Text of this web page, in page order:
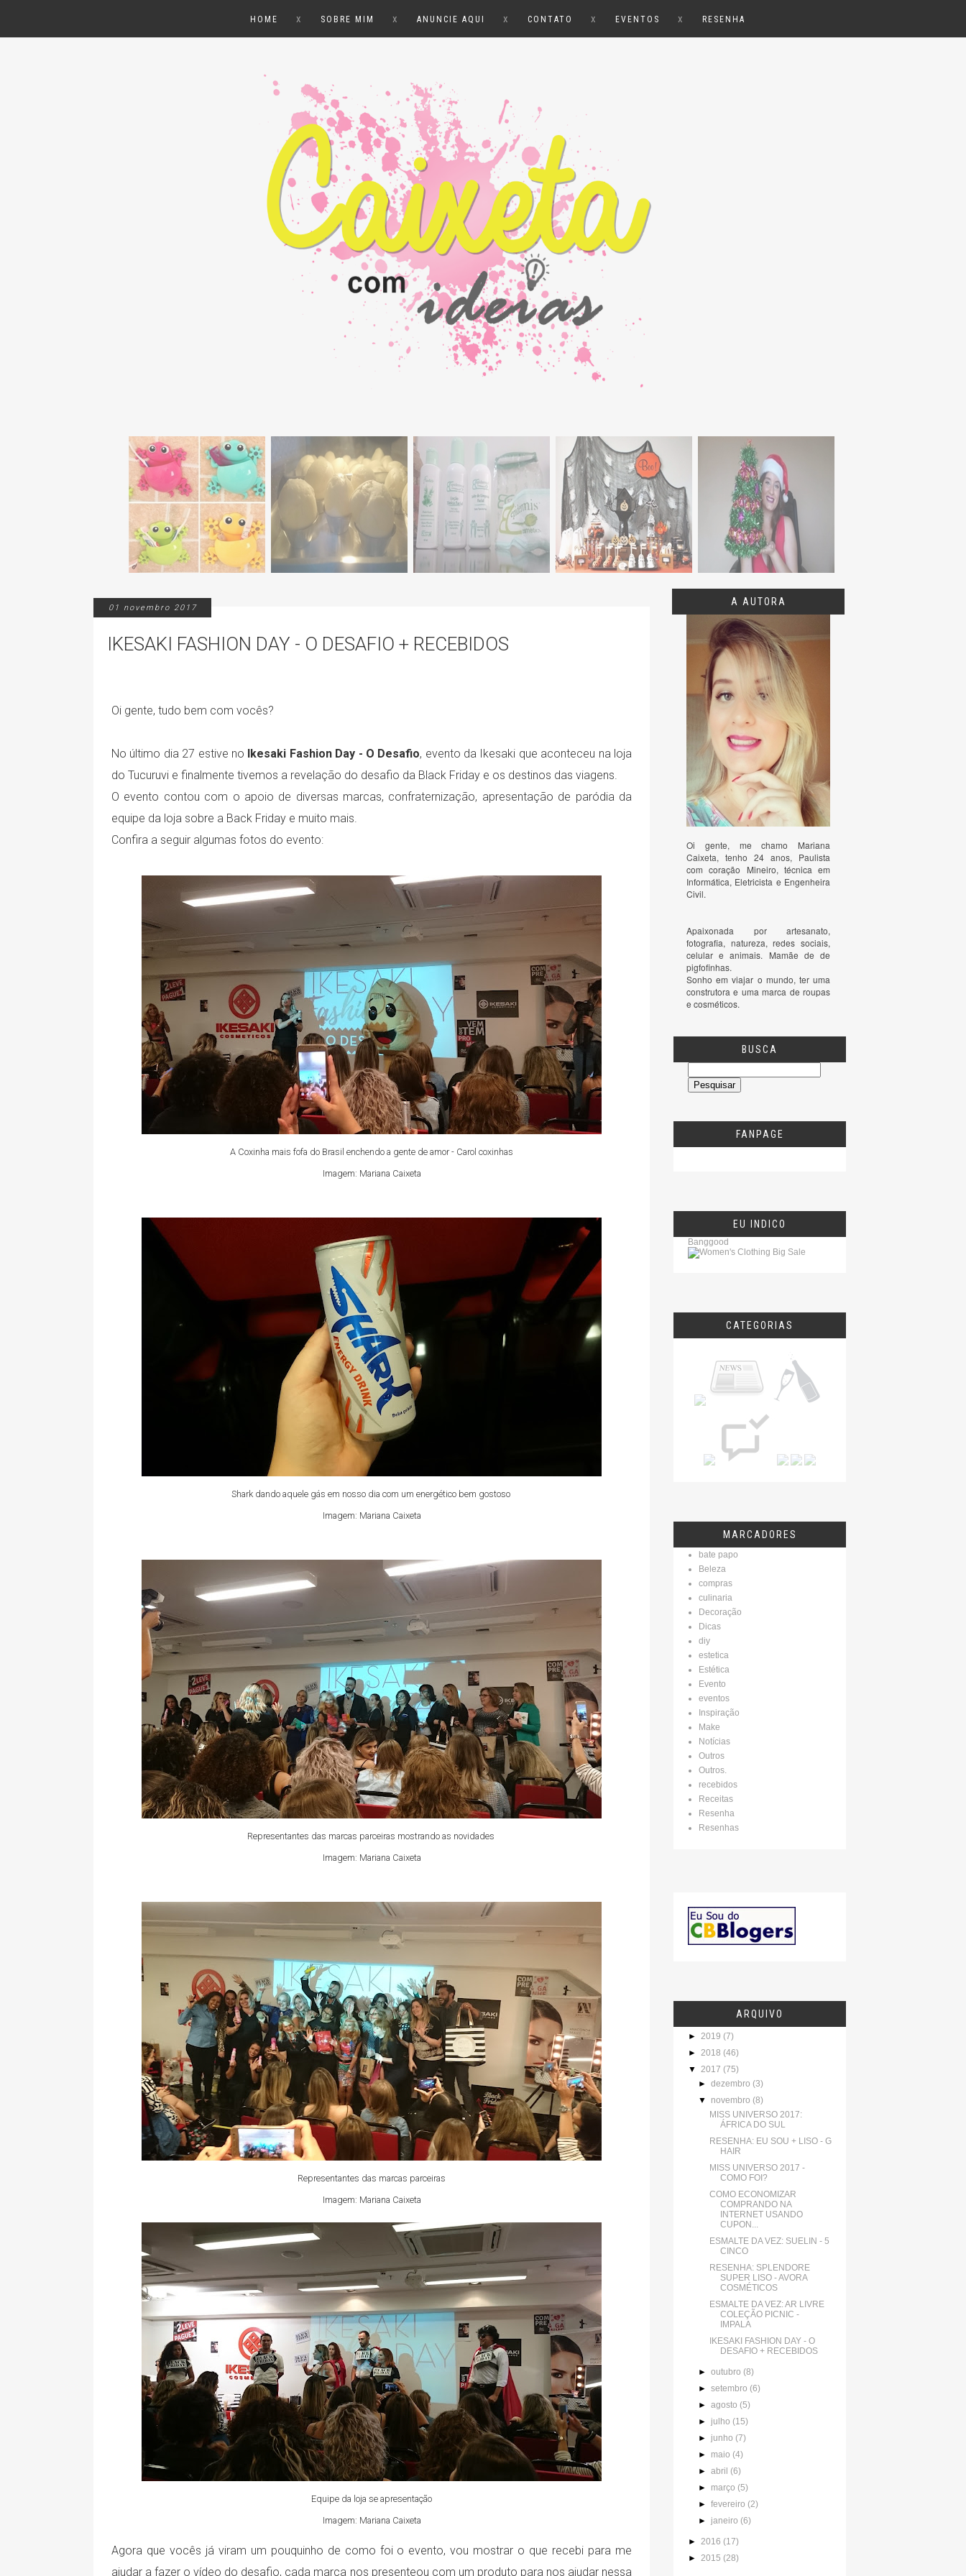
HOME x SOBRE MIM x ANUNCIE AQUI x CONTATO x EVENTOS x RESENHA
01 novembro 2017
IKESAKI FASHION DAY - O DESAFIO + RECEBIDOS
Oi gente, tudo bem com vocês?
No último dia 27 estive no Ikesaki Fashion Day - O Desafio, evento da Ikesaki que aconteceu na loja
do Tucuruvi e finalmente tivemos a revelação do desafio da Black Friday e os destinos das viagens.
O evento contou com o apoio de diversas marcas, confraternização, apresentação de paródia da
equipe da loja sobre a Back Friday e muito mais.
Confira a seguir algumas fotos do evento:
A Coxinha mais fofa do Brasil enchendo a gente de amor - Carol coxinhas
Imagem: Mariana Caixeta
Shark dando aquele gás em nosso dia com um energético bem gostoso
Imagem: Mariana Caixeta
Representantes das marcas parceiras mostrando as novidades
Imagem: Mariana Caixeta
Representantes das marcas parceiras
Imagem: Mariana Caixeta
Equipe da loja se apresentação
Imagem: Mariana Caixeta
Agora que vocês já viram um pouquinho de como foi o evento, vou mostrar o que recebi para me
ajudar a fazer o vídeo do desafio, cada marca nos presenteou com um produto para nos ajudar nessa
A AUTORA
Oi gente, me chamo Mariana
Caixeta, tenho 24 anos, Paulista
com coração Mineiro, técnica em
Informática, Eletricista e Engenheira
Civil.
Apaixonada por artesanato,
fotografia, natureza, redes sociais,
celular e animais. Mamãe de de
pigfofinhas.
Sonho em viajar o mundo, ter uma
construtora e uma marca de roupas
e cosméticos.
BUSCA
FANPAGE
EU INDICO
Banggood
CATEGORIAS
MARCADORES
bate papo
Beleza
compras
culinaria
Decoração
Dicas
diy
estetica
Estética
Evento
eventos
Inspiração
Make
Notícias
Outros
Outros.
recebidos
Receitas
Resenha
Resenhas
ARQUIVO
► 2019 (7)
► 2018 (46)
▼ 2017 (75)
►dezembro (3)
▼
novembro (8)
MISS UNIVERSO 2017:
ÁFRICA DO SUL
RESENHA: EU SOU + LISO - G
HAIR
MISS UNIVERSO 2017 -
COMO FOI?
COMO ECONOMIZAR
COMPRANDO NA
INTERNET USANDO
CUPON...
ESMALTE DA VEZ: SUELIN - 5
CINCO
RESENHA: SPLENDORE
SUPER LISO - AVORA
COSMÉTICOS
ESMALTE DA VEZ: AR LIVRE
COLEÇÃO PICNIC -
IMPALA
IKESAKI FASHION DAY - O
DESAFIO + RECEBIDOS
►outubro (8)
►setembro (6)
►agosto (5)
► julho (15)
► junho (7)
► maio (4)
►abril (6)
► março (5)
►fevereiro (2)
► janeiro (6)
► 2016 (17)
► 2015 (28)